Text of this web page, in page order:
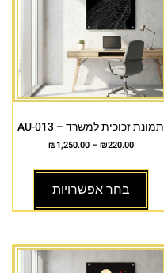
תמונת זכוכית למשרד – AU-013
₪220.00
–
₪1,250.00
בחר אפשרויות